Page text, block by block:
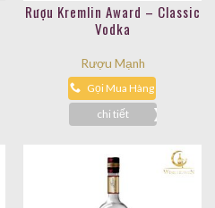
Rượu Kremlin Award – Classic
Vodka
Rượu Mạnh
Gọi Mua Hàng
chi tiết